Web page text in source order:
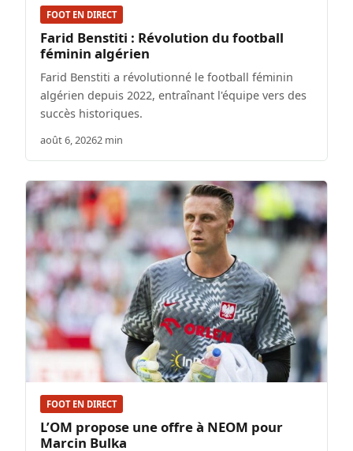
FOOT EN DIRECT
Farid Benstiti : Révolution du football
féminin algérien
Farid Benstiti a révolutionné le football féminin
algérien depuis 2022, entraînant l'équipe vers des
succès historiques.
août 6, 20262 min
FOOT EN DIRECT
L’OM propose une offre à NEOM pour
Marcin Bulka